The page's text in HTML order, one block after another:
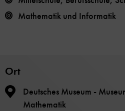
Mathematik und Informatik
Ort
Deutsches Museum -
Mathematik